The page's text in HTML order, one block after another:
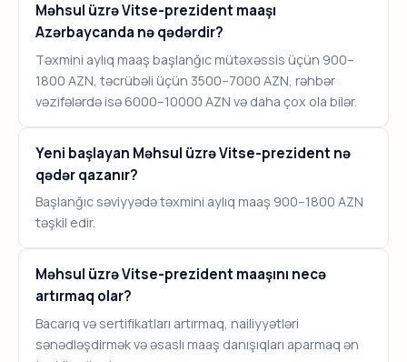
Məhsul üzrə Vitse-prezident maaşı
Azərbaycanda nə qədərdir?
Təxmini aylıq maaş başlanğıc mütəxəssis üçün 900–
1800 AZN, təcrübəli üçün 3500–7000 AZN, rəhbər
vəzifələrdə isə 6000–10000 AZN və daha çox ola bilər.
Yeni başlayan Məhsul üzrə Vitse-prezident nə
qədər qazanır?
Başlanğıc səviyyədə təxmini aylıq maaş 900–1800 AZN
təşkil edir.
Məhsul üzrə Vitse-prezident maaşını necə
artırmaq olar?
Bacarıq və sertifikatları artırmaq, nailiyyətləri
sənədləşdirmək və əsaslı maaş danışıqları aparmaq ən